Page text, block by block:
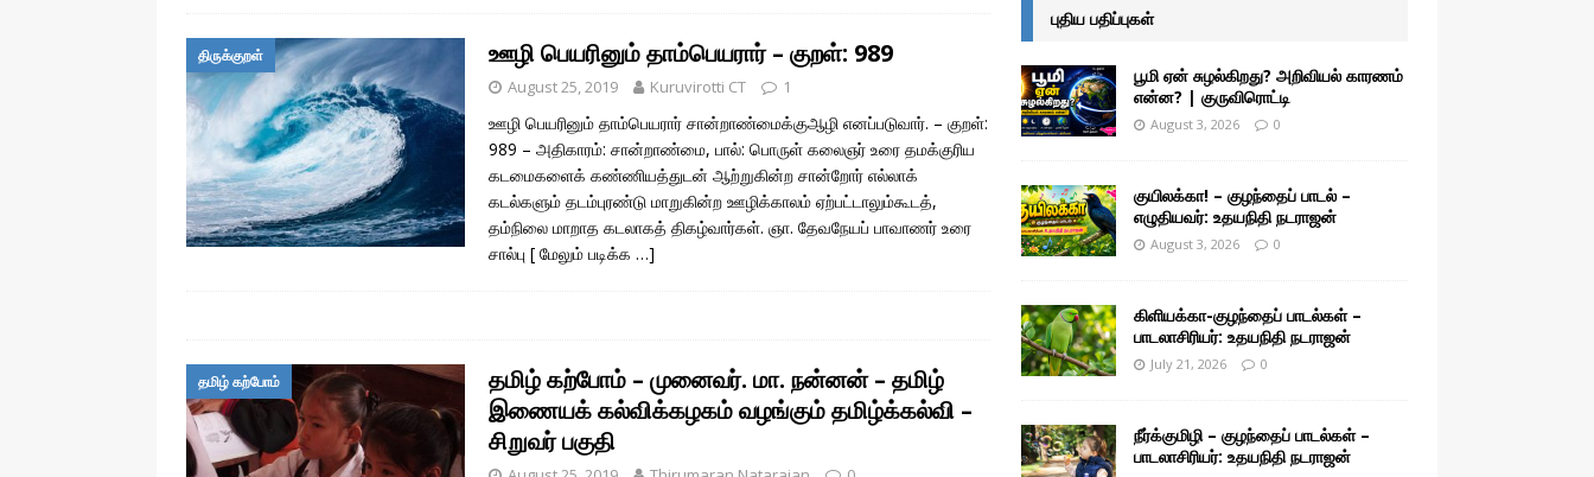
திருக்குறள் ஊழி பெயரினும் தாம்பெயரார் – குறள்: 989
August 25, 2019 Kuruvirotti CT 1
ஊழி பெயரினும் தாம்பெயரார் சான்றாண்மைக்குஆழி எனப்படுவார். – குறள்:
989 – அதிகாரம்: சான்றாண்மை, பால்: பொருள் கலைஞர் உரை தமக்குரிய
கடமைகளைக் கண்ணியத்துடன் ஆற்றுகின்ற சான்றோர் எல்லாக்
கடல்களும் தடம்புரண்டு மாறுகின்ற ஊழிக்காலம் ஏற்பட்டாலும்கூடத்,
தம்நிலை மாறாத கடலாகத் திகழ்வார்கள். ஞா. தேவநேயப் பாவாணர் உரை
சால்பு [ மேலும் படிக்க …]
தமிழ் கற்போம்
தமிழ் கற்போம் – முனைவர். மா. நன்னன் – தமிழ்
இணையக் கல்விக்கழகம் வழங்கும் தமிழ்க்கல்வி –
சிறுவர் பகுதி
புதிய பதிப்புகள்
பூமி ஏன் சுழல்கிறது? அறிவியல் காரணம்
என்ன? | குருவிரொட்டி
August 3, 2026 0
குயிலக்கா! – குழந்தைப் பாடல் –
எழுதியவர்: உதயநிதி நடராஜன்
August 3, 2026 0
கிளியக்கா-குழந்தைப் பாடல்கள் –
பாடலாசிரியர்: உதயநிதி நடராஜன்
July 21, 2026 0
நீர்க்குமிழி – குழந்தைப் பாடல்கள் –
பாடலாசிரியர்: உதயநிதி நடராஜன்